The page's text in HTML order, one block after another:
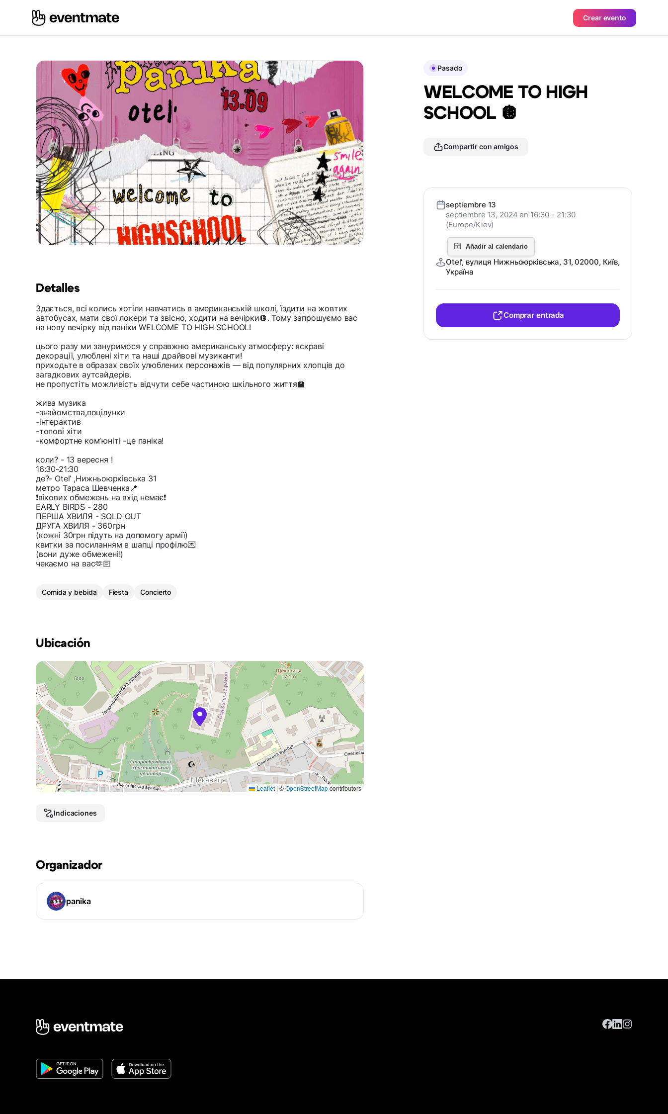
Crear evento
Detalles
Здається, всі колись хотіли навчатись в американській школі, їздити на жовтих
автобусах, мати свої локери та звісно, ходити на вечірки🪩. Тому запрошуємо вас
на нову вечірку від паніки WELCOME TO HIGH SCHOOL!
цього разу ми зануримося у справжню американську атмосферу: яскраві
декорації, улюблені хіти та наші драйвові музиканти!
приходьте в образах своїх улюблених персонажів — від популярних хлопців до
загадкових аутсайдерів.
не пропустіть можливість відчути себе частиною шкільного життя🏫
жива музика
-знайомства,поцілунки
-інтерактив
-топові хіти
-комфортне комʼюніті -це паніка!
коли? - 13 вересня !
16:30-21:30
де?- Otel’ ,Нижньоюрківська 31
метро Тараса Шевченка📍
❗️вікових обмежень на вхід немає❗️
EARLY BIRDS - 280
ПЕРША ХВИЛЯ - SOLD OUT
ДРУГА ХВИЛЯ - 360грн
(кожні 30грн підуть на допомогу армії)
квитки за посиланням в шапці профілю💌
(вони дуже обмежені!)
чекаємо на вас🫶🏻
Comida y bebida Fiesta Concierto
Ubicación
Leaflet | ©OpenStreetMapcontributors
Indicaciones
Organizador
panika
Pasado
WELCOME TO HIGH
SCHOOL 🪩
Compartir con amigos
septiembre 13
septiembre 13, 2024 en 16:30 - 21:30
(Europe/Kiev)
Otel‘, вулиця Нижньоюрківська, 31, 02000, Київ,
Україна
Comprar entrada